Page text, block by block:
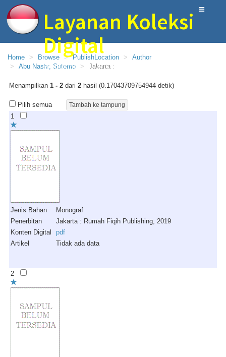
Layanan Koleksi
Digital
Perpustakaan MIN 10 Blitar
Home Browse PublishLocation
Author
Abu Nashr, Sutomo
Jakarta :
Menampilkan 1 - 2 dari 2 hasil (0.17043709754944 detik)
Pilih semua
1
Jenis Bahan
Monograf
Penerbitan
Jakarta : Rumah Fiqih Publishing, 2019
Konten Digital
pdf
Artikel
Tidak ada data
2